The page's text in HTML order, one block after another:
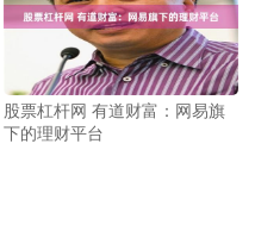
股票杠杆网 有道财富：网易旗
下的理财平台